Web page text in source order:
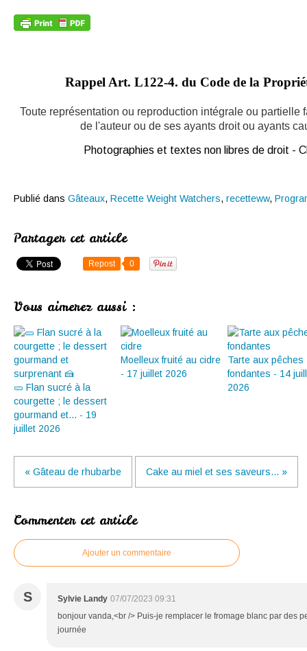
Rappel Art. L122-4. du Code de la
Toute représentation ou reproduction intégrale ou partielle
de l'auteur ou de ses ayants droit ou ayants
Photographies et textes non libres de droit -
Publié dans Gâteaux, Recette Weight Watchers, recetteww,
Partager cet article
Repost 0
Vous aimerez aussi :
🥒 Flan sucré à la
courgette ; le dessert
gourmand et... - 19
juillet 2026
Moelleux fruité au cidre
- 17 juillet 2026
Tarte aux pêches
fondantes - 14
2026
« Gâteau de rhubarbe Cake au miel et ses saveurs... »
Commenter cet article
Ajouter un commentaire
S Sylvie Landy 07/07/2023 09:31
bonjour vanda,<br /> Puis-je remplacer le fromage blanc par des
journée